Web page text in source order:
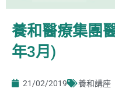
養和醫療集團
年3月)
21/02/2019 養和講座